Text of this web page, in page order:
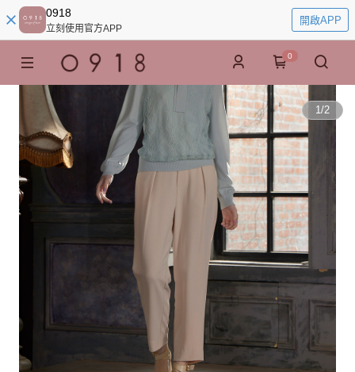
0918
立刻使用官方APP
開啟APP
0
1/2